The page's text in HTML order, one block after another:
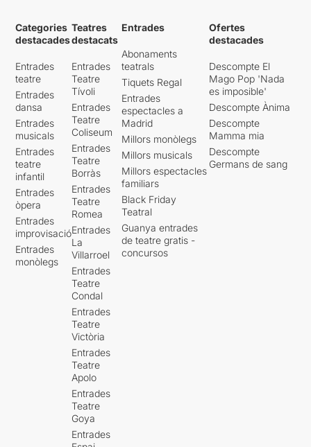
Categories
destacades
Entrades
teatre
Entrades
dansa
Entrades
musicals
Entrades
teatre
infantil
Entrades
òpera
Entrades
improvisació
Entrades
monòlegs
Teatres
destacats
Entrades
Teatre
Tívoli
Entrades
Teatre
Coliseum
Entrades
Teatre
Borràs
Entrades
Teatre
Romea
Entrades
La
Villarroel
Entrades
Teatre
Condal
Entrades
Teatre
Victòria
Entrades
Teatre
Apolo
Entrades
Teatre
Goya
Entrades
Entrades
Abonaments
teatrals
Tiquets Regal
Entrades
espectacles a
Madrid
Millors monòlegs
Millors musicals
Millors espectacles
familiars
Black Friday
Teatral
Guanya entrades
de teatre gratis -
concursos
Ofertes
destacades
Descompte El
Mago Pop 'Nada
es imposible'
Descompte Ànima
Descompte
Mamma mia
Descompte
Germans de sang